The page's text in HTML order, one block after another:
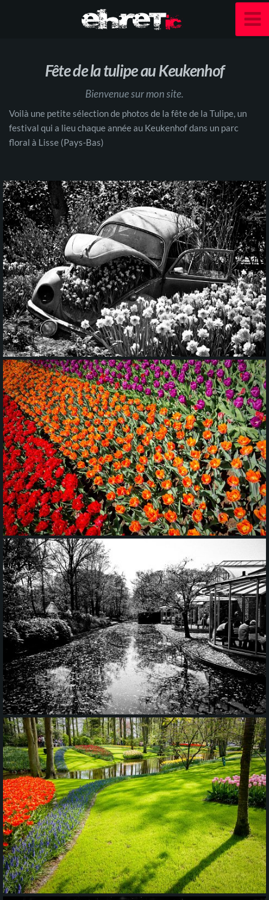
Fête de la tulipe au Keukenhof
Bienvenue sur mon site.
Voilà une petite sélection de photos de la fête de la Tulipe, un
festival qui a lieu chaque année au Keukenhof dans un parc
floral à Lisse (Pays-Bas)